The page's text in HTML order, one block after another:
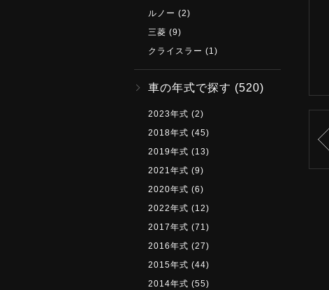
ルノー (2)
三菱 (9)
クライスラー (1)
車の年式で探す (520)
2023年式 (2)
2018年式 (45)
2019年式 (13)
2021年式 (9)
2020年式 (6)
2022年式 (12)
2017年式 (71)
2016年式 (27)
2015年式 (44)
2014年式 (55)